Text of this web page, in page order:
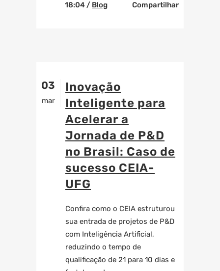
18:04 / Blog Compartilhar
03
mar
Inovação
Inteligente para
Acelerar a
Jornada de P&D
no Brasil: Caso de
sucesso CEIA-
UFG
Confira como o CEIA estruturou
sua entrada de projetos de P&D
com Inteligência Artificial,
reduzindo o tempo de
qualificação de 21 para 10 dias e